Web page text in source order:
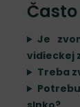
Je
vidieckej
Treba